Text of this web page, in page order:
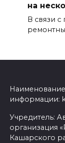
на
В связи
информации:
Учредитель:
организация
Кашарского